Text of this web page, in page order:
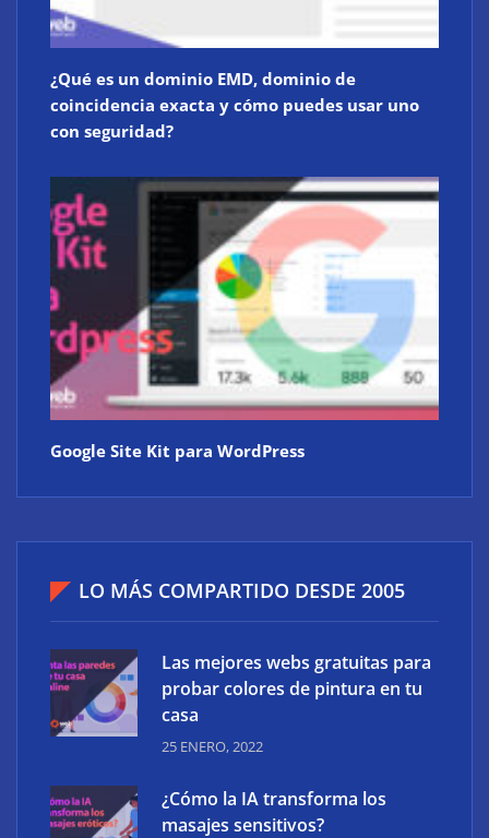
¿Qué es un dominio EMD, dominio de
coincidencia exacta y cómo puedes usar uno
con seguridad?
Google Site Kit para WordPress
LO MÁS COMPARTIDO DESDE 2005
Las mejores webs gratuitas para
probar colores de pintura en tu
casa
25 ENERO, 2022
¿Cómo la IA transforma los
masajes sensitivos?